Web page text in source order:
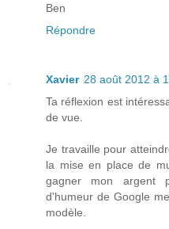
Ben
Répondre
Xavier 28 août 2012 à
Ta réflexion est
de vue.
Je travaille pour
la mise en place de
gagner mon argent
d'humeur de Google
modèle.